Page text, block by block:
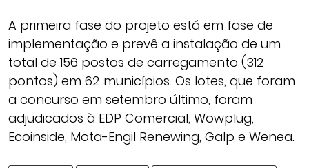
A primeira fase do projeto está em fase de
implementação e prevê a instalação de um
total de 156 postos de carregamento (312
pontos) em 62 municípios. Os lotes, que foram
a concurso em setembro último, foram
adjudicados à EDP Comercial, Wowplug,
Ecoinside, Mota-Engil Renewing, Galp e Wenea.